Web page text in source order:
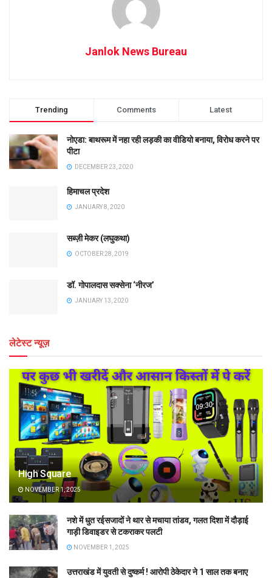
Janlok News Bureau
Trending Comments Latest
नोएडा: बाथरूम में नहा रही लड़की का वीडियो बनाया, विरोध करने पर
पीटा
DECEMBER 23, 2020
हिमाचल प्रदेश
JANUARY 8, 2020
सब्ज़ी मेकर (लघुकथा)
OCTOBER 28, 2019
डॉ. गोपालदास सक्सेना ‘नीरज’
JANUARY 13, 2020
लेटेस्ट न्यूज़
High Square
NOVEMBER 1, 2025
नशे में धुत रईसजादों ने थार से मचाया तांडव, गलत दिशा में दौड़ाई
गाड़ी डिवाइडर से टकराकर पलटी
NOVEMBER 1, 2025
उत्तराखंड में युवती से दुष्कर्म ! आरोपी ठेकेदार ने 1 साल तक बनाए